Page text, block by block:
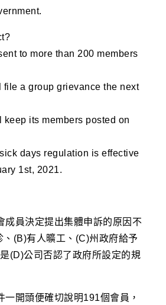
to more than 200 members
file a group grievance the next
its members posted on
days regulation is effective
1st, 2021.
成員決定提出集體申訴的原因不
、(B)有人曠工、(C)州政府給予
(D)公司否認了政府所設定的規
一開頭便確切說明191個會員，